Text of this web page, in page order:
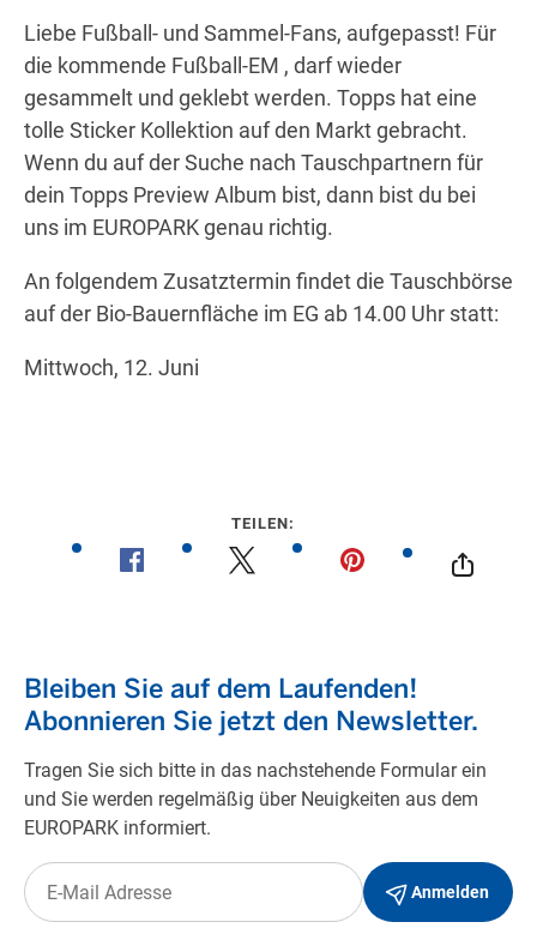
Wegbeschreibung erhalten
Liebe Fußball- und Sammel-Fans, aufgepasst! Für
die kommende Fußball-EM , darf wieder
gesammelt und geklebt werden. Topps hat eine
tolle Sticker Kollektion auf den Markt gebracht.
Wenn du auf der Suche nach Tauschpartnern für
dein Topps Preview Album bist, dann bist du bei
uns im EUROPARK genau richtig.
An folgendem Zusatztermin findet die Tauschbörse
auf der Bio-Bauernfläche im EG ab 14.00 Uhr statt:
Mittwoch, 12. Juni
TEILEN: